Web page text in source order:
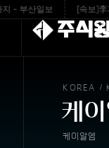
일보 [속보]李지지
주식
KOREA /
케
케이알엠